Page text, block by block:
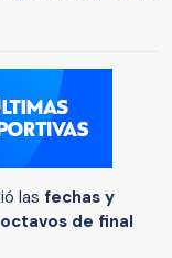
las fechas y
octavos de final